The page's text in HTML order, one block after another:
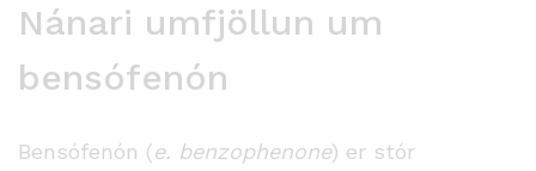
Nánari umfjöllun um
bensófenón
Bensófenón (e. benzophenone) er stór